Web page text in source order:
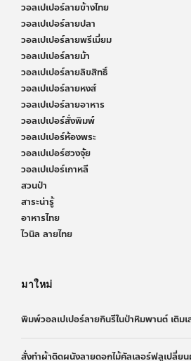
วอลเปเปอร์ลายข้างไทย
วอลเปเปอร์ลายปลา
วอลเปเปอร์ลายพรีเมี่ยม
วอลเปเปอร์ลายม้า
วอลเปเปอร์ลายลิขสิทธิ์
วอลเปเปอร์ลายหงส์
วอลเปเปอร์ลายอาหาร
วอลเปเปอร์สั่งพิมพ์
วอลเปเปอร์ห้องพระ
วอลเปเปอร์ฮวงจุ้ย
วอลเปเปอร์เกาหลี
สวนป่า
สาระน่ารู้
อาหารไทย
ไวนิล ลายไทย
มาใหม่
พิมพ์วอลเปเปอร์ลายกินรีในป่าหิมพานต์ เติมเ
สั่งทำผ้าติดผนังลายดอกไม้คัลเลอร์ฟลูเปลี่ย